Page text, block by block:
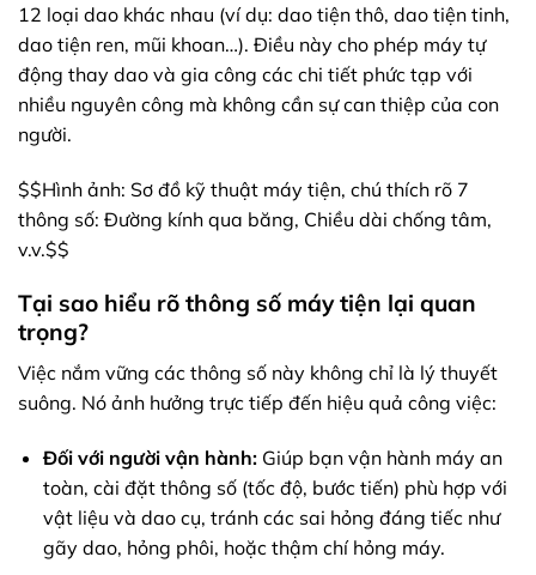
12 loại dao khác nhau (ví dụ: dao tiện thô, dao tiện tinh,
dao tiện ren, mũi khoan…). Điều này cho phép máy tự
động thay dao và gia công các chi tiết phức tạp với
nhiều nguyên công mà không cần sự can thiệp của con
người.
$$Hình ảnh: Sơ đồ kỹ thuật máy tiện, chú thích rõ 7
thông số: Đường kính qua băng, Chiều dài chống tâm,
v.v.$$
Tại sao hiểu rõ thông số máy tiện lại quan
trọng?
Việc nắm vững các thông số này không chỉ là lý thuyết
suông. Nó ảnh hưởng trực tiếp đến hiệu quả công việc:
Đối với người vận hành:Giúp bạn vận hành máy an
toàn, cài đặt thông số (tốc độ, bước tiến) phù hợp với
vật liệu và dao cụ, tránh các sai hỏng đáng tiếc như
gãy dao, hỏng phôi, hoặc thậm chí hỏng máy.